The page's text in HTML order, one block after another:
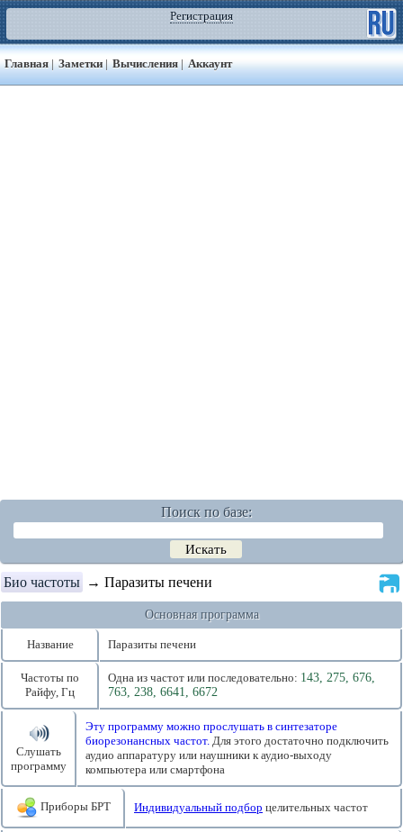
Регистрация
Главная | Заметки | Вычисления | Аккаунт
Поиск по базе:
Био частоты → Паразиты печени
Основная программа
Название Паразиты печени
Частоты по
Райфу, Гц
Одна из частот или последовательно: 143, 275, 676,
763, 238, 6641, 6672
Слушать
программу
Эту программу можно прослушать в синтезаторе
биорезонансных частот. Для этого достаточно подключить
аудио аппаратуру или наушники к аудио-выходу
компьютера или смартфона
Приборы БРТ Индивидуальный подбор целительных частот